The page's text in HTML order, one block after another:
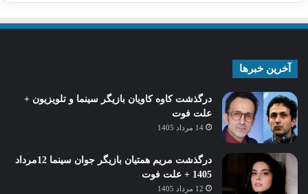
آخرین خبرها
درگذشت کاوه کاویان بازیگر سینما و تلویزیون +
علت فوت
14 مرداد 1405
درگذشت مریم همتیان بازیگر جوان سینما 12مرداد
1405 + علت فوت
12 مرداد 1405